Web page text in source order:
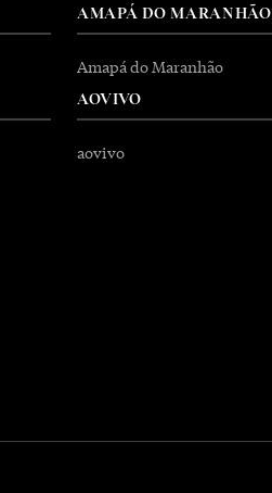
AMAPÁ DO MARANHÃO
Amapá do Maranhão
AOVIVO
aovivo